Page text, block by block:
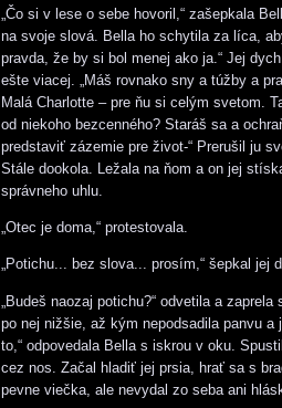
„Čo si v lese o sebe hovoril,“ zašepkala
na svoje slová. Bella ho schytila za líca,
pravda, že by si bol menej ako ja.“ Jej
ešte viacej. „Máš rovnako sny a túžby a
Malá Charlotte – pre ňu si celým svetom.
od niekoho bezcenného? Staráš sa a
predstaviť zázemie pre život-“ Prerušil ju
Stále dookola. Ležala na ňom a on jej
správneho uhlu.
„Otec je doma,“ protestovala.
„Potichu... bez slova... prosím,“ šepkal jej
„Budeš naozaj potichu?“ odvetila a
po nej nižšie, až kým nepodsadila panvu a
to,“ odpovedala Bella s iskrou v oku.
cez nos. Začal hladiť jej prsia, hrať sa s
pevne viečka, ale nevydal zo seba ani